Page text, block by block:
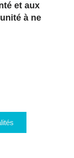
et aux
à ne